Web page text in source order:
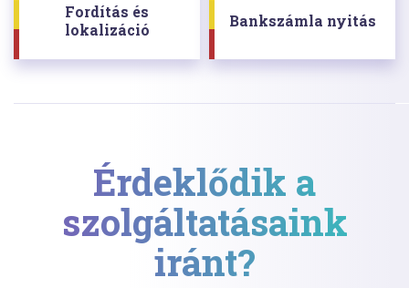
Fordítás és
lokalizáció
Bankszámla nyitás
Érdeklődik a
szolgáltatásaink
iránt?